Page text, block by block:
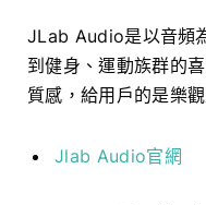
JLab Audio是以音頻
到健身、運動族群的
質感，給用戶的是樂
Jlab Audio官網